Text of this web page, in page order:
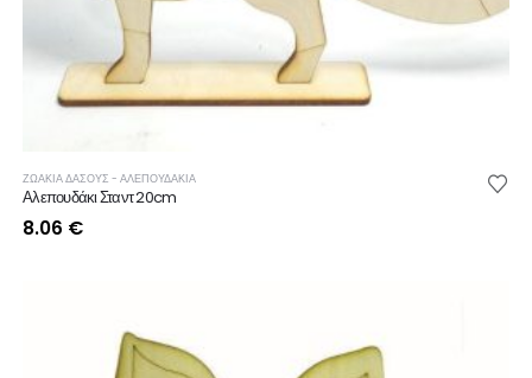
ΖΩΑΚΙΑ ΔΑΣΟΥΣ - ΑΛΕΠΟΥΔΑΚΙΑ
Αλεπουδάκι Σταντ 20cm
8.06 €